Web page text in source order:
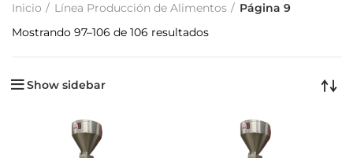
Inicio Línea Producción de Alimentos
Página 9
Mostrando 97–106 de 106 resultados
Show sidebar